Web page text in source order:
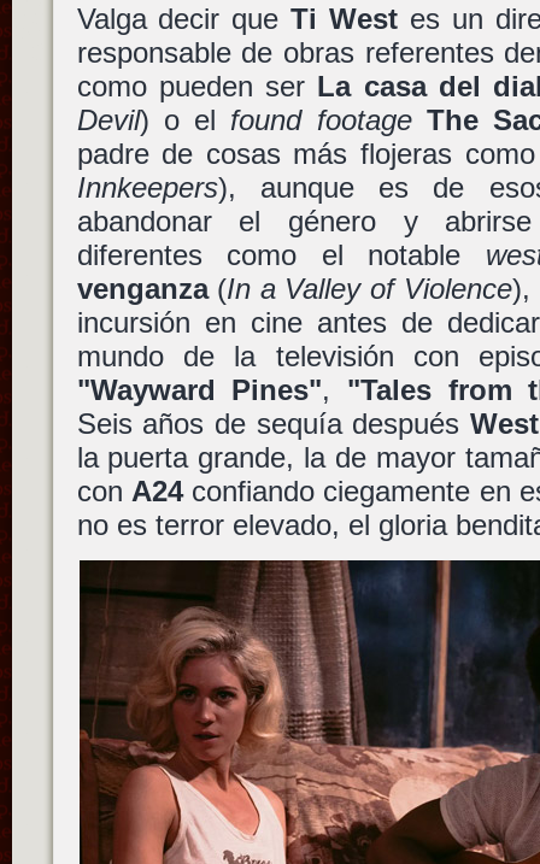
Valga decir queTi West es un
responsable de obras referentes
como pueden ser La casa del
Devil) o el found footage The
padre de cosas más flojeras
Innkeepers), aunque es de
abandonar el género y
diferentes como el notable
venganza(In a Valley of Violence),
incursión en cine antes de
mundo de la televisión con
"Wayward Pines", "Tales from
Seis años de sequía despuésWest
la puerta grande, la de mayor
con A24confiando ciegamente en
no es terror elevado, el gloria